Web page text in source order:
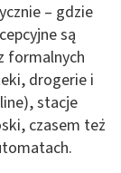
– gdzie
są
formalnych
drogerie i
stacje
czasem też